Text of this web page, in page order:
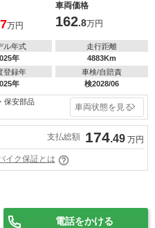
車両価格
万円 162.8万円
ル年式
年
走行距離
4883Km
登録年
年
車検/自賠責
検2028/06
保安部品
車両状態を見る
支払総額 174.49 万円
イク保証とは
電話をかける